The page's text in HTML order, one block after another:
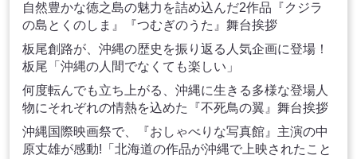
自然豊かな徳之島の魅力を詰め込んだ2作品『クジラ
の島とくのしま』『つむぎのうた』舞台挨拶
板尾創路が、沖縄の歴史を振り返る人気企画に登場！
板尾「沖縄の人間でなくても楽しい」
何度転んでも立ち上がる、沖縄に生きる多様な登場人
物にそれぞれの情熱を込めた『不死鳥の翼』舞台挨拶
沖縄国際映画祭で、『おしゃべりな写真館』主演の中
原丈雄が感動!「北海道の作品が沖縄で上映されたこと